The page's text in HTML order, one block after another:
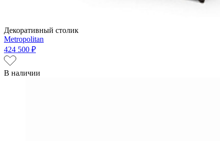
Декоративный столик
Metropolitan
424 500 ₽
В наличии